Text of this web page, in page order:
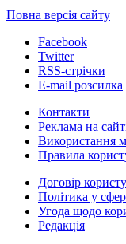
Повна версія сайту
Facebook
Twitter
RSS-стрічки
E-mail розсилка
Контакти
Реклама на
Використання
Правила
Договір
Політика у
Угода щодо
Редакція